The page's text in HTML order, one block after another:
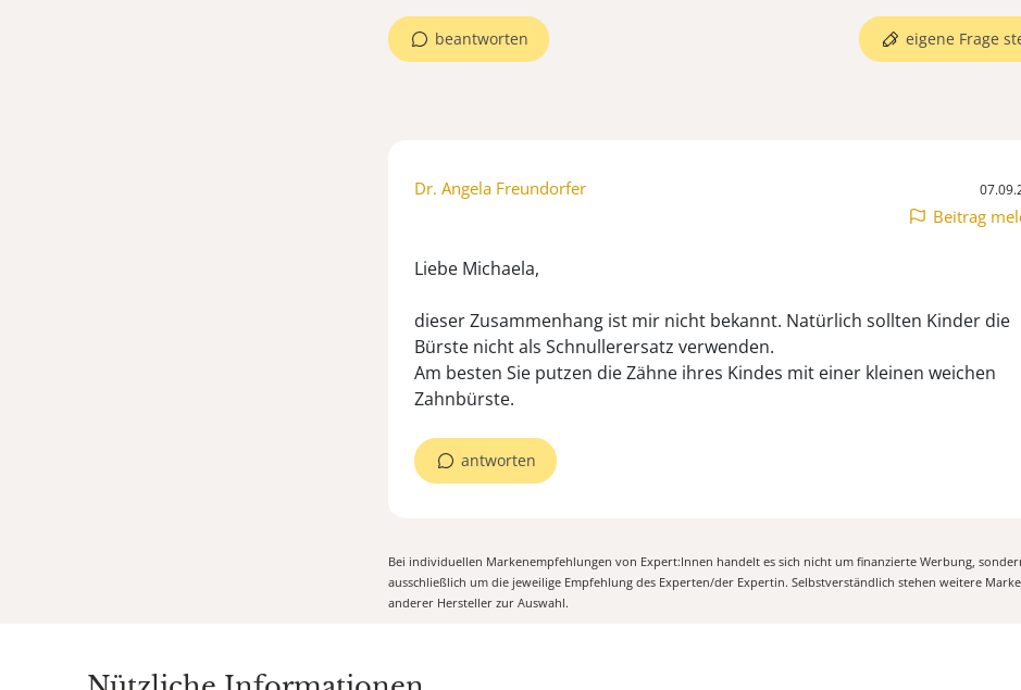
beantworten eigene Frage
Dr. Angela Freundorfer
Beitrag
Liebe Michaela,
dieser Zusammenhang ist mir nicht bekannt. Natürlich sollten Kinder die
Bürste nicht als Schnullerersatz verwenden.
Am besten Sie putzen die Zähne ihres Kindes mit einer kleinen weichen
Zahnbürste.
antworten
Bei individuellen Markenempfehlungen von Expert:Innen handelt es sich nicht um finanzierte Werbung,
ausschließlich um die jeweilige Empfehlung des Experten/der Expertin. Selbstverständlich stehen weitere
anderer Hersteller zur Auswahl.